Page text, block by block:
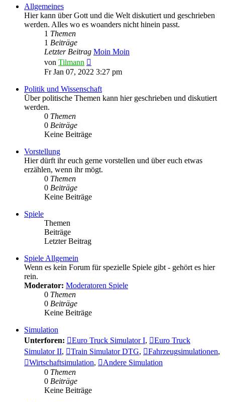
Allgemeines
Hier kann über Gott und die Welt diskutiert und geschrieben
werden. Alles wo es woanders nicht hinein passt.
1 Themen
1 Beiträge
Letzter Beitrag Moin Moin
von Tilmann
Beitrag
Fr Jan 07, 2022 3:27 pm
Politik und Wissenschaft
Über politische Themen kann hier geschrieben und diskutiert
werden.
0 Themen
0 Beiträge
Keine Beiträge
Vorstellung
Hier dürft ihr euch gerne vorstellen und über euch etwas
erzählen, wenn ihr mögt.
0 Themen
0 Beiträge
Keine Beiträge
Spiele
Themen
Beiträge
Letzter Beitrag
Spiele Allgemein
Wenn es kein Forum für spezielle Spiele gibt - gehört es hier
rein.
Moderator: Moderatoren Spiele
0 Themen
0 Beiträge
Keine Beiträge
Simulation
Unterforen:
Euro Truck Simulator I,
Euro Truck
Simulator II, Train Simulator DTG, Fahrzeugsimulationen,
Wirtschaftsimulation,
Andere Simulation
0 Themen
0 Beiträge
Keine Beiträge